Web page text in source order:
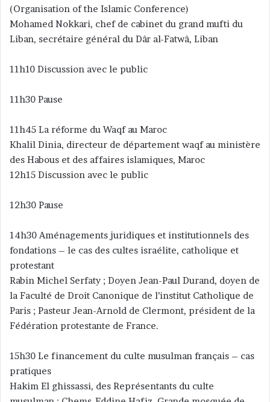
(Organisation of the Islamic Conference)
Mohamed Nokkari, chef de cabinet du grand mufti du
Liban, secrétaire général du Dâr al-Fatwâ, Liban
11h10 Discussion avec le public
11h30 Pause
11h45 La réforme du Waqf au Maroc
Khalil Dinia, directeur de département waqf au ministère
des Habous et des affaires islamiques, Maroc
12h15 Discussion avec le public
12h30 Pause
14h30 Aménagements juridiques et institutionnels des
fondations – le cas des cultes israélite, catholique et
protestant
Rabin Michel Serfaty ; Doyen Jean-Paul Durand, doyen de
la Faculté de Droit Canonique de l’institut Catholique de
Paris ; Pasteur Jean-Arnold de Clermont, président de la
Fédération protestante de France.
15h30 Le financement du culte musulman français – cas
pratiques
Hakim El ghissassi, des Représentants du culte